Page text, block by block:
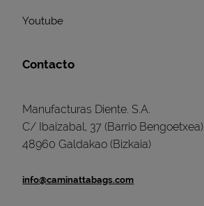
Youtube
Contacto
Manufacturas Diente. S.A.
C/ Ibaizabal, 37 (Barrio Bengoetxea)
48960 Galdakao (Bizkaia)
info@caminattabags.com